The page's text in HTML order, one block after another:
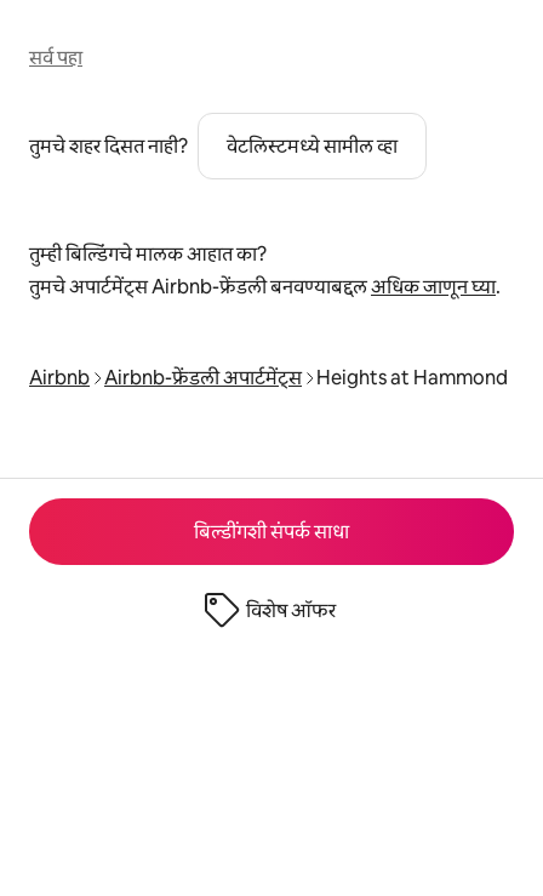
बिल्डींगशी संपर्क साधा
विशेष ऑफर
सर्व पहा
तुमचे शहर दिसत नाही? वेटलिस्टमध्ये सामील व्हा
तुम्ही बिल्डिंगचे मालक आहात का?
तुमचे अपार्टमेंट्स Airbnb-फ्रेंडली बनवण्याबद्दलअधिक जाणून घ्या.
Airbnb Airbnb-फ्रेंडली अपार्टमेंट्स Heights at Hammond